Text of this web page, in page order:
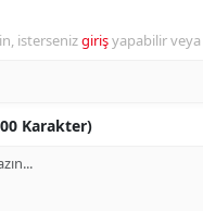
istersenizgirişyapabilir veya
Karakter)